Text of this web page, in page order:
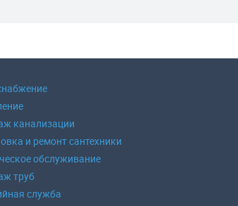
канализации
и ремонт сантехники
обслуживание
труб
служба